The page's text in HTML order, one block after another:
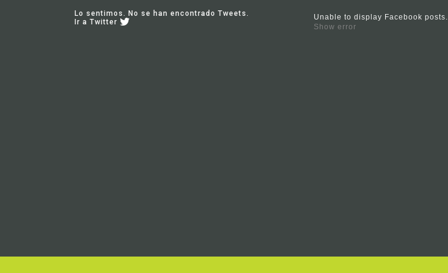
Lo sentimos. No se han encontrado Tweets.
Ir a Twitter
Unable to display Facebook posts.
Show error